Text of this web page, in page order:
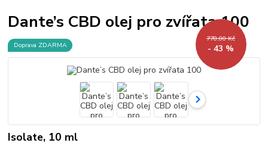
Dante’s CBD olej pro zvířata 100
Doprava ZDARMA
778,00 Kč
- 43 %
Isolate, 10 ml